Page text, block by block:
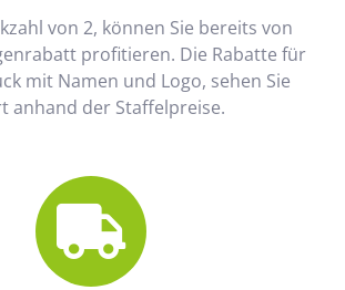
von 2, können Sie bereits von
profitieren. Die Rabatte für
mit Namen und Logo, sehen Sie
anhand der Staffelpreise.